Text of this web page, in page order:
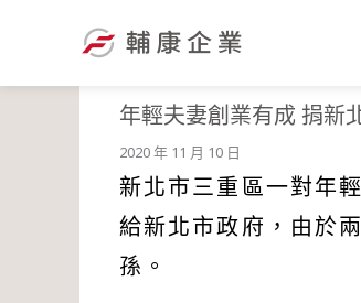
年輕夫妻創業有成 捐新
2020 年 11 月 10 日
新北市三重區一對年
給新北市政府，由於
孫。